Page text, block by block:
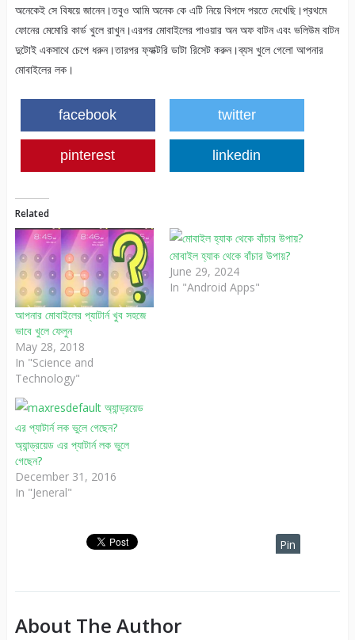
অনেকেই সে বিষয়ে জানেন।তবুও আমি অনেক কে এটি নিয়ে বিপদে পরতে দেখেছি।প্রথমে
ফোনের মেমোরি কার্ড খুলে রাখুন।এরপর মোবাইলের পাওয়ার অন অফ বাটন এবং ভলিউম বাটন
দুটোই একসাথে চেপে ধরুন।তারপর ফ্যাক্টরি ডাটা রিসেট করুন।ব্যস খুলে গেলো আপনার
মোবাইলের লক।
facebook twitter
pinterest linkedin
Related
আপনার মোবাইলের প্যাটার্ন খুব সহজে
ভাবে খুলে ফেলুন
May 28, 2018
In "Science and
Technology"
মোবাইল হ্যাক থেকে বাঁচার উপায়?
June 29, 2024
In "Android Apps"
অ্যান্ড্রয়েড এর প্যাটার্ন লক ভুলে
গেছেন?
December 31, 2016
In "Jeneral"
Pin
About The Author